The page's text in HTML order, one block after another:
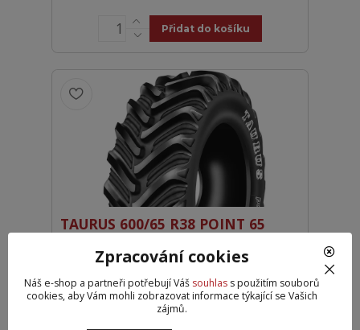
Přidat do košíku
TAURUS 600/65 R38 POINT 65
153A8 TL
32 179 Kč/ks
Přidat do košíku
Zpracování cookies
Náš e-shop a partneři potřebují Váš souhlass použitím souborů
cookies, aby Vám mohli zobrazovat informace týkající se Vašich
zájmů.